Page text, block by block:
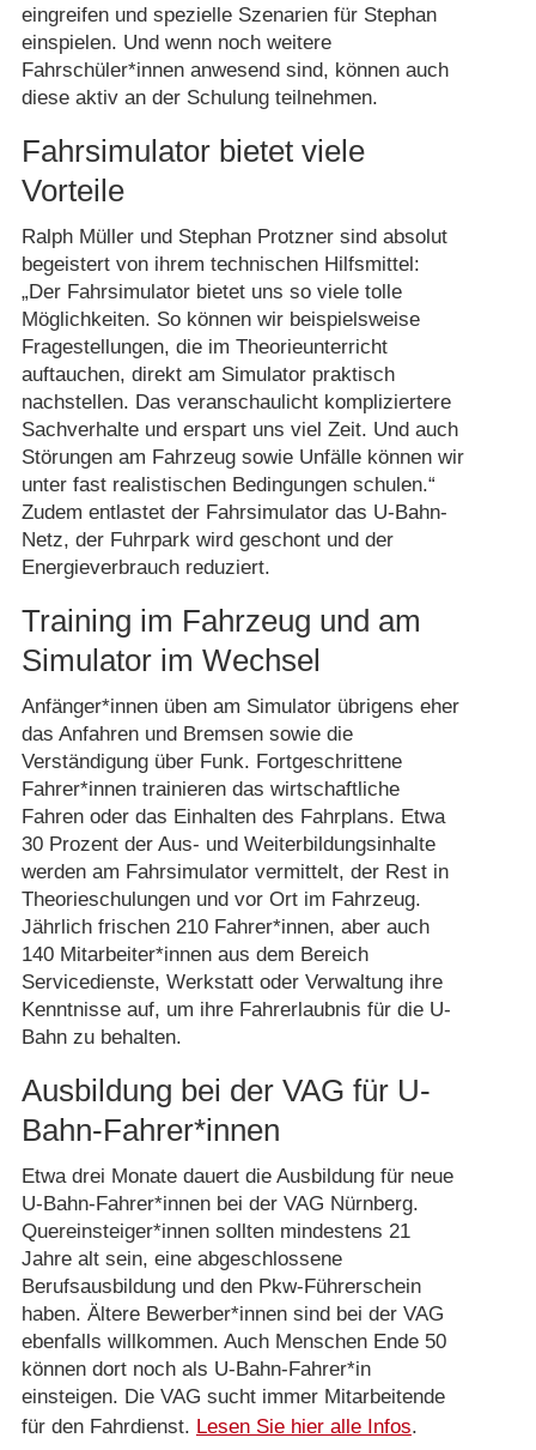
eingreifen und spezielle Szenarien für Stephan
einspielen. Und wenn noch weitere
Fahrschüler*innen anwesend sind, können auch
diese aktiv an der Schulung teilnehmen.
Fahrsimulator bietet viele
Vorteile
Ralph Müller und Stephan Protzner sind absolut
begeistert von ihrem technischen Hilfsmittel:
„Der Fahrsimulator bietet uns so viele tolle
Möglichkeiten. So können wir beispielsweise
Fragestellungen, die im Theorieunterricht
auftauchen, direkt am Simulator praktisch
nachstellen. Das veranschaulicht kompliziertere
Sachverhalte und erspart uns viel Zeit. Und auch
Störungen am Fahrzeug sowie Unfälle können wir
unter fast realistischen Bedingungen schulen.“
Zudem entlastet der Fahrsimulator das U-Bahn-
Netz, der Fuhrpark wird geschont und der
Energieverbrauch reduziert.
Training im Fahrzeug und am
Simulator im Wechsel
Anfänger*innen üben am Simulator übrigens eher
das Anfahren und Bremsen sowie die
Verständigung über Funk. Fortgeschrittene
Fahrer*innen trainieren das wirtschaftliche
Fahren oder das Einhalten des Fahrplans. Etwa
30 Prozent der Aus- und Weiterbildungsinhalte
werden am Fahrsimulator vermittelt, der Rest in
Theorieschulungen und vor Ort im Fahrzeug.
Jährlich frischen 210 Fahrer*innen, aber auch
140 Mitarbeiter*innen aus dem Bereich
Servicedienste, Werkstatt oder Verwaltung ihre
Kenntnisse auf, um ihre Fahrerlaubnis für die U-
Bahn zu behalten.
Ausbildung bei der VAG für U-
Bahn-Fahrer*innen
Etwa drei Monate dauert die Ausbildung für neue
U-Bahn-Fahrer*innen bei der VAG Nürnberg.
Quereinsteiger*innen sollten mindestens 21
Jahre alt sein, eine abgeschlossene
Berufsausbildung und den Pkw-Führerschein
haben. Ältere Bewerber*innen sind bei der VAG
ebenfalls willkommen. Auch Menschen Ende 50
können dort noch als U-Bahn-Fahrer*in
einsteigen. Die VAG sucht immer Mitarbeitende
für den Fahrdienst. Lesen Sie hier alle Infos.